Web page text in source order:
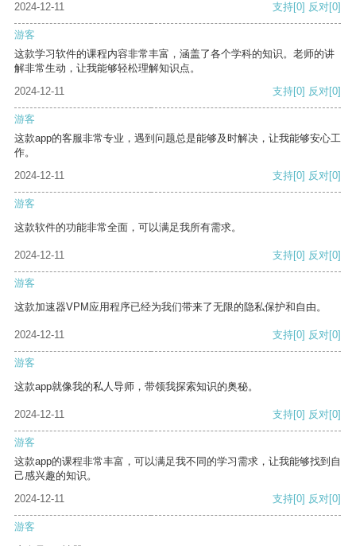
2024-12-11
支持[0] 反对[0]
游客
这款学习软件的课程内容非常丰富，涵盖了各个学科的知识。老师的讲
解非常生动，让我能够轻松理解知识点。
2024-12-11
支持[0] 反对[0]
游客
这款app的客服非常专业，遇到问题总是能够及时解决，让我能够安心工
作。
2024-12-11
支持[0] 反对[0]
游客
这款软件的功能非常全面，可以满足我所有需求。
2024-12-11 支持[0] 反对[0]
游客
这款加速器VPM应用程序已经为我们带来了无限的隐私保护和自由。
2024-12-11 支持[0] 反对[0]
游客
这款app就像我的私人导师，带领我探索知识的奥秘。
2024-12-11 支持[0] 反对[0]
游客
这款app的课程非常丰富，可以满足我不同的学习需求，让我能够找到自
己感兴趣的知识。
2024-12-11
支持[0] 反对[0]
游客